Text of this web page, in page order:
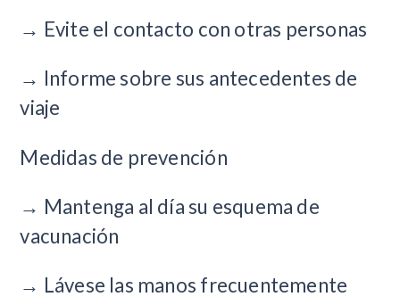
→ Evite el contacto con otras personas
→ Informe sobre sus antecedentes de
viaje
Medidas de prevención
→ Mantenga al día su esquema de
vacunación
→ Lávese las manos frecuentemente